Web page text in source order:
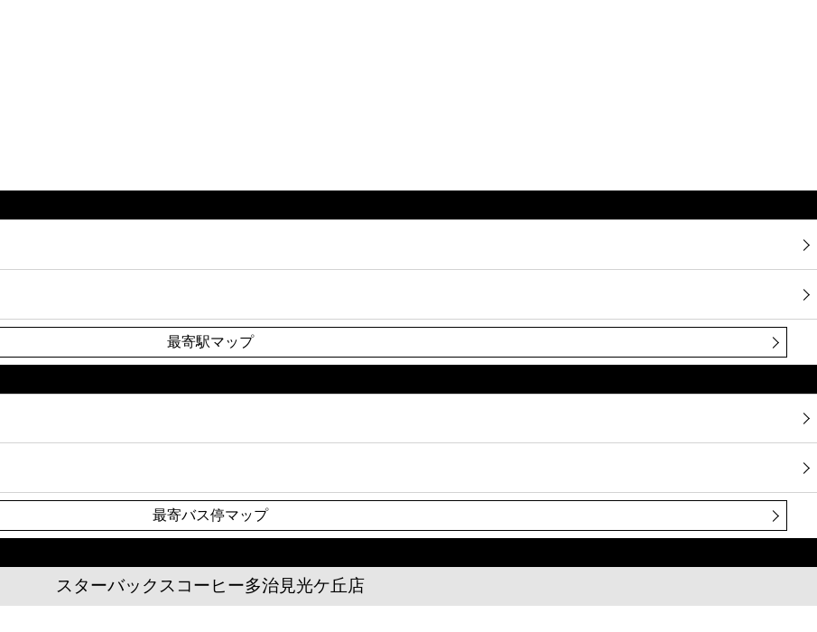
最寄駅マップ
最寄バス停マップ
スターバックスコーヒー多治見光ケ丘店